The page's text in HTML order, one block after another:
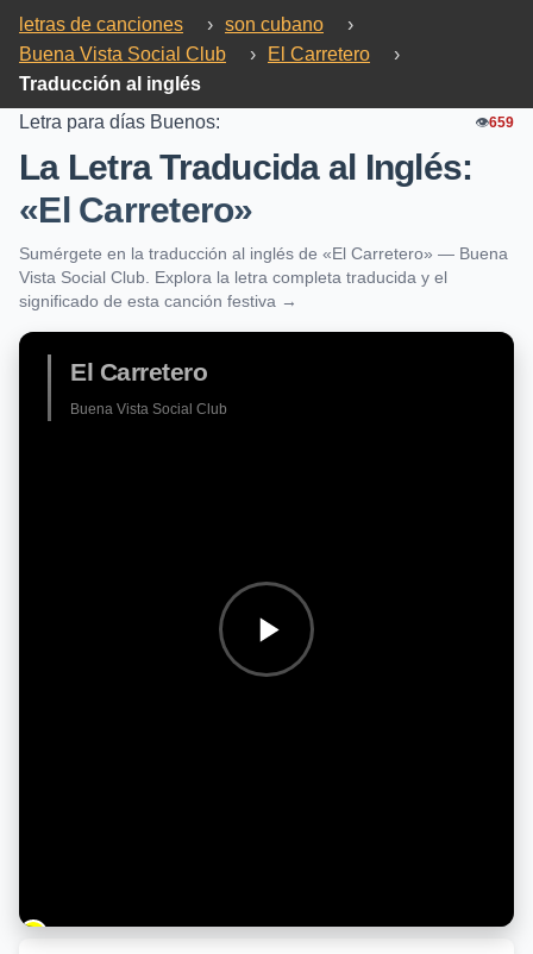
letras de canciones › son cubano
›
Buena Vista Social Club
› El Carretero
›
Traducción al inglés
Letra para días Buenos:
👁️659
La Letra Traducida al Inglés:
«El Carretero»
Sumérgete en la traducción al inglés de «El Carretero» — Buena
Vista Social Club. Explora la letra completa traducida y el
significado de esta canción festiva →
El Carretero
Buena Vista Social Club
Barra de progreso de la reproducción